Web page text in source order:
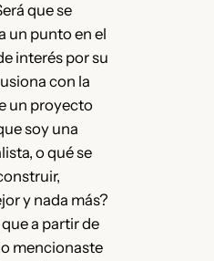
que se
un punto en el
interés por su
con la
un proyecto
soy una
o qué se
y nada más?
que a partir de
mencionaste